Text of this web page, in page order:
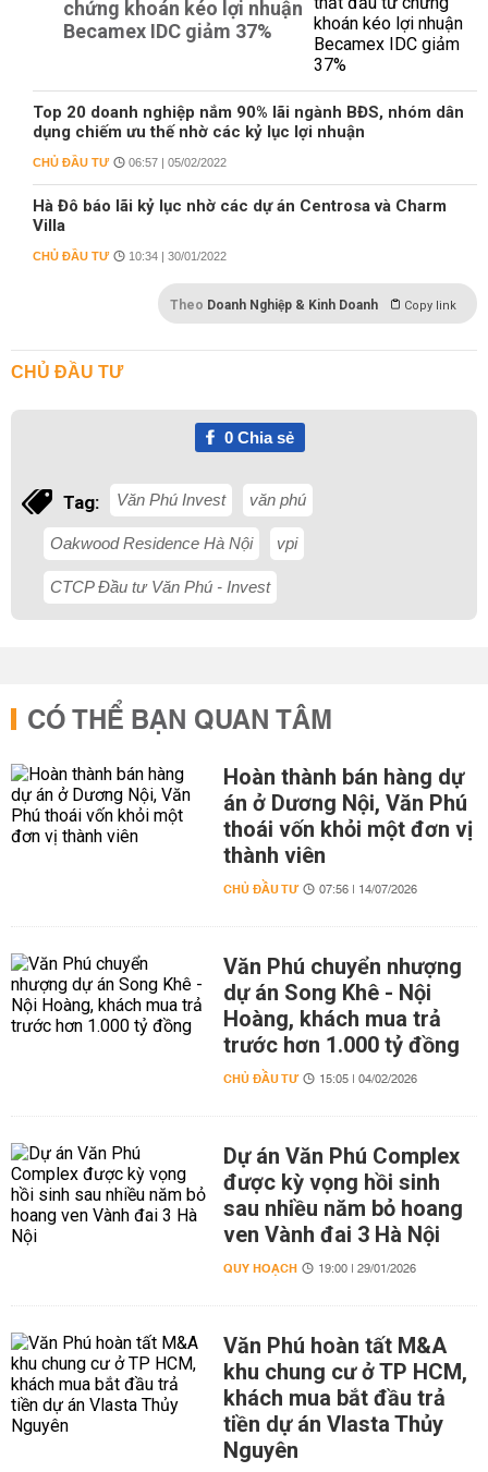
chứng khoán kéo lợi nhuận
Becamex IDC giảm 37%
Top 20 doanh nghiệp nắm 90% lãi ngành BĐS, nhóm dân
dụng chiếm ưu thế nhờ các kỷ lục lợi nhuận
CHỦ ĐẦU TƯ 06:57 | 05/02/2022
Hà Đô báo lãi kỷ lục nhờ các dự án Centrosa và Charm
Villa
CHỦ ĐẦU TƯ 10:34 | 30/01/2022
Theo Doanh Nghiệp & Kinh Doanh Copy link
CHỦ ĐẦU TƯ
0Chia sẻ
Tag: Văn Phú Invest văn phú
Oakwood Residence Hà Nội vpi
CTCP Đầu tư Văn Phú - Invest
CÓ THỂ BẠN QUAN TÂM
Hoàn thành bán hàng dự
án ở Dương Nội, Văn Phú
thoái vốn khỏi một đơn vị
thành viên
CHỦ ĐẦU TƯ 07:56 | 14/07/2026
Văn Phú chuyển nhượng
dự án Song Khê - Nội
Hoàng, khách mua trả
trước hơn 1.000 tỷ đồng
CHỦ ĐẦU TƯ 15:05 | 04/02/2026
Dự án Văn Phú Complex
được kỳ vọng hồi sinh
sau nhiều năm bỏ hoang
ven Vành đai 3 Hà Nội
QUY HOẠCH 19:00 | 29/01/2026
Văn Phú hoàn tất M&A
khu chung cư ở TP HCM,
khách mua bắt đầu trả
tiền dự án Vlasta Thủy
Nguyên